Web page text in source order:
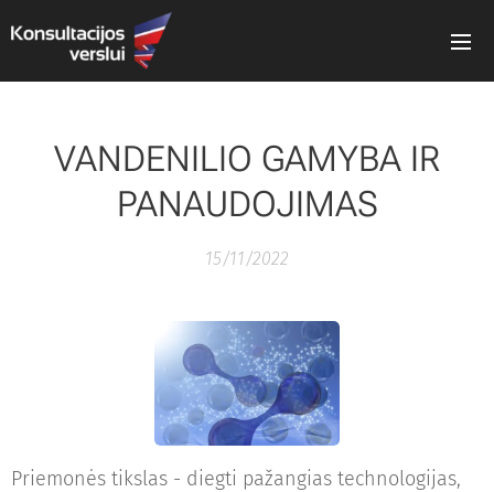
VANDENILIO GAMYBA IR
PANAUDOJIMAS
15/11/2022
Priemonės tikslas - diegti pažangias technologijas,